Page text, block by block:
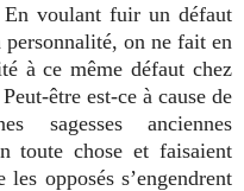
voulant fuir un défaut
personnalité, on ne fait en
à ce mêmedéfaut chez
être est-ce à cause de
sagessesanciennes
toute chose et faisaient
opposés s’engendrent